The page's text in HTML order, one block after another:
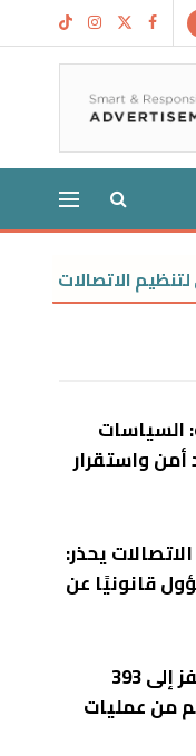
يحذر: صاحب
السياسات
أمن واستقرار
يحذر:
قانونيًا عن
أرباح دانة غاز تقفز إلى 393
من عمليات